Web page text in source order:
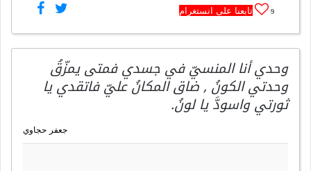
9 تابعنا على انستغرام
وحدي أنا المنسيّ في جسدي فمتى يمزّقُ
وحدتي الكونُ , ضاق المكانُ عليّ ‏فاتقدي ‏يا
ثورتي ‏واسودَّ يا لونُ.
جعفر حجاوي